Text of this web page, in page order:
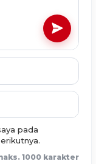
pada
1000 karakter